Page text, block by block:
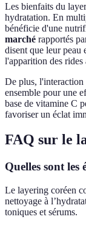
Les bienfaits du
hydratation. En
bénéficie d'une
marché rapportés
disent que leur peau
l'apparition des
De plus, l'interaction
ensemble pour une
base de vitamine C
favoriser un éclat
FAQ sur le
Quelles sont les
Le layering coréen
nettoyage à
toniques et sérums.